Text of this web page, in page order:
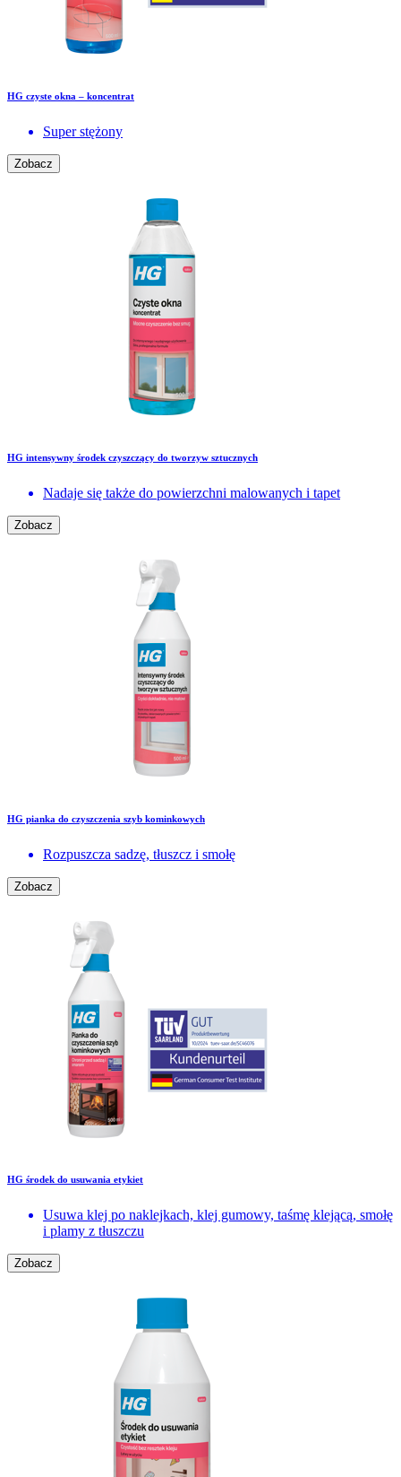
HG czyste okna – koncentrat
Super stężony
Zobacz
HG intensywny środek czyszczący do tworzyw sztucznych
Nadaje się także do powierzchni malowanych i tapet
Zobacz
HG pianka do czyszczenia szyb kominkowych
Rozpuszcza sadzę, tłuszcz i smołę
Zobacz
HG środek do usuwania etykiet
Usuwa klej po naklejkach, klej gumowy, taśmę klejącą, smołę
i plamy z tłuszczu
Zobacz